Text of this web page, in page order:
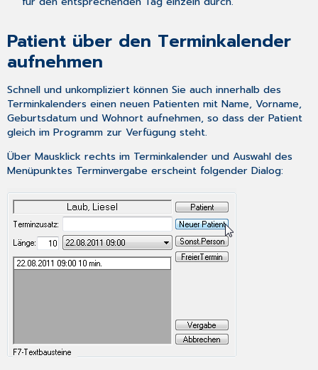
Patient über den Terminkalender
aufnehmen
Schnell und unkompliziert können Sie auch innerhalb des
Terminkalenders einen neuen Patienten mit Name, Vorname,
Geburtsdatum und Wohnort aufnehmen, so dass der Patient
gleich im Programm zur Verfügung steht.
Über Mausklick rechts im Terminkalender und Auswahl des
Menüpunktes Terminvergabe erscheint folgender Dialog: